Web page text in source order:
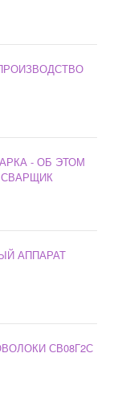
- ОБ ЭТОМ
АППАРАТ
СВ08Г2С